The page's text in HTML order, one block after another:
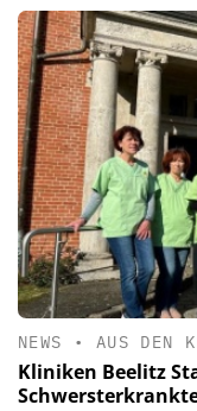
NEWS • AUS DEN
Kliniken Beelitz